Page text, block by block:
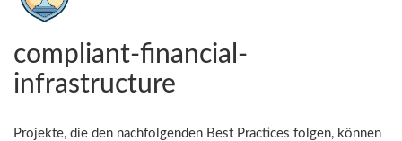
compliant-financial-
infrastructure
Projekte, die den nachfolgenden Best Practices folgen, können